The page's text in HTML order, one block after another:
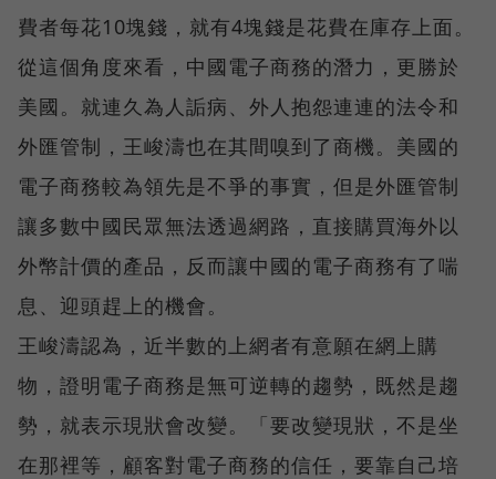
費者每花10塊錢，就有4塊錢是花費在庫存上面。
從這個角度來看，中國電子商務的潛力，更勝於
美國。就連久為人詬病、外人抱怨連連的法令和
外匯管制，王峻濤也在其間嗅到了商機。美國的
電子商務較為領先是不爭的事實，但是外匯管制
讓多數中國民眾無法透過網路，直接購買海外以
外幣計價的產品，反而讓中國的電子商務有了喘
息、迎頭趕上的機會。
王峻濤認為，近半數的上網者有意願在網上購
物，證明電子商務是無可逆轉的趨勢，既然是趨
勢，就表示現狀會改變。「要改變現狀，不是坐
在那裡等，顧客對電子商務的信任，要靠自己培